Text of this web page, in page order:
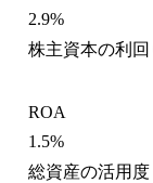
2.9%
株主資本の利回
ROA
1.5%
総資産の活用度